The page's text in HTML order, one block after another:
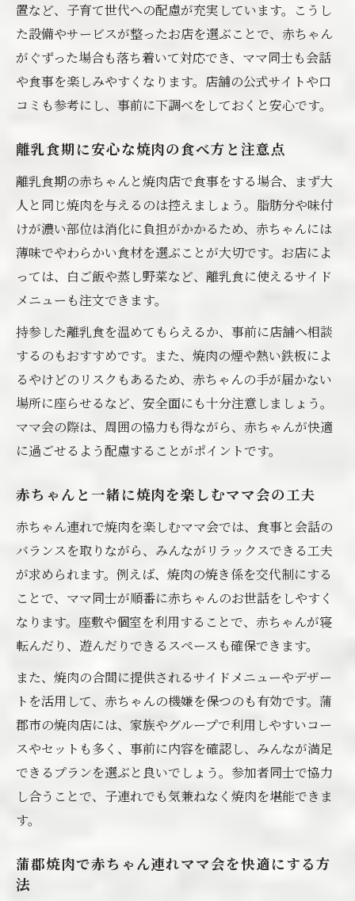
置など、子育て世代への配慮が充実しています。こうし
た設備やサービスが整ったお店を選ぶことで、赤ちゃん
がぐずった場合も落ち着いて対応でき、ママ同士も会話
や食事を楽しみやすくなります。店舗の公式サイトや口
コミも参考にし、事前に下調べをしておくと安心です。
離乳食期に安心な焼肉の食べ方と注意点
離乳食期の赤ちゃんと焼肉店で食事をする場合、まず大
人と同じ焼肉を与えるのは控えましょう。脂肪分や味付
けが濃い部位は消化に負担がかかるため、赤ちゃんには
薄味でやわらかい食材を選ぶことが大切です。お店によ
っては、白ご飯や蒸し野菜など、離乳食に使えるサイド
メニューも注文できます。
持参した離乳食を温めてもらえるか、事前に店舗へ相談
するのもおすすめです。また、焼肉の煙や熱い鉄板によ
るやけどのリスクもあるため、赤ちゃんの手が届かない
場所に座らせるなど、安全面にも十分注意しましょう。
ママ会の際は、周囲の協力も得ながら、赤ちゃんが快適
に過ごせるよう配慮することがポイントです。
赤ちゃんと一緒に焼肉を楽しむママ会の工夫
赤ちゃん連れで焼肉を楽しむママ会では、食事と会話の
バランスを取りながら、みんながリラックスできる工夫
が求められます。例えば、焼肉の焼き係を交代制にする
ことで、ママ同士が順番に赤ちゃんのお世話をしやすく
なります。座敷や個室を利用することで、赤ちゃんが寝
転んだり、遊んだりできるスペースも確保できます。
また、焼肉の合間に提供されるサイドメニューやデザー
トを活用して、赤ちゃんの機嫌を保つのも有効です。蒲
郡市の焼肉店には、家族やグループで利用しやすいコー
スやセットも多く、事前に内容を確認し、みんなが満足
できるプランを選ぶと良いでしょう。参加者同士で協力
し合うことで、子連れでも気兼ねなく焼肉を堪能できま
す。
蒲郡焼肉で赤ちゃん連れママ会を快適にする方
法